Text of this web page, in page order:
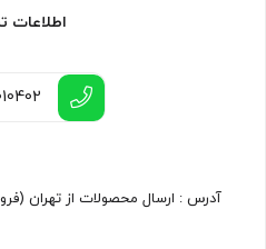
اطلاعات
آدرس : ارسال محصولات از تهران